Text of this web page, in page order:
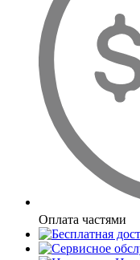
Оплата частями